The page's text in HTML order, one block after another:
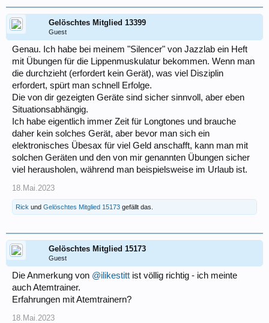
Gelöschtes Mitglied 13399
Guest
Genau. Ich habe bei meinem "Silencer" von Jazzlab ein Heft
mit Übungen für die Lippenmuskulatur bekommen. Wenn man
die durchzieht (erfordert kein Gerät), was viel Disziplin
erfordert, spürt man schnell Erfolge.
Die von dir gezeigten Geräte sind sicher sinnvoll, aber eben
Situationsabhängig.
Ich habe eigentlich immer Zeit für Longtones und brauche
daher kein solches Gerät, aber bevor man sich ein
elektronisches Übesax für viel Geld anschafft, kann man mit
solchen Geräten und den von mir genannten Übungen sicher
viel herausholen, während man beispielsweise im Urlaub ist.
18.Mai.2023
Rick und Gelöschtes Mitglied 15173 gefällt das.
Gelöschtes Mitglied 15173
Guest
Die Anmerkung von @ilikestitt ist völlig richtig - ich meinte
auch Atemtrainer.
Erfahrungen mit Atemtrainern?
18.Mai.2023